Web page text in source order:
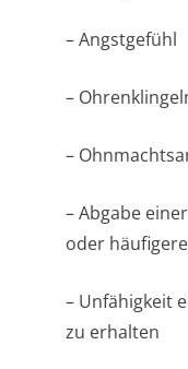
– Angstgefühl
–
–
– Abgabe
oder
– Unfähigkeit
zu erhalten